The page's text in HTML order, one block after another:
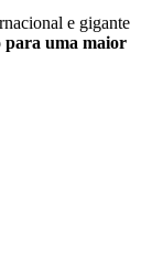
e gigante
para uma maior